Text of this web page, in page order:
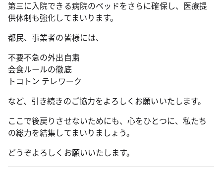
第三に入院できる病院のベッドをさらに確保し、医療提
供体制も強化してまいります。
都民、事業者の皆様には、
不要不急の外出自粛
会食ルールの徹底
トコトン テレワーク
など、引き続きのご協力をよろしくお願いいたします。
ここで後戻りさせないためにも、心をひとつに、私たち
の総力を結集してまいりましょう。
どうぞよろしくお願いいたします。